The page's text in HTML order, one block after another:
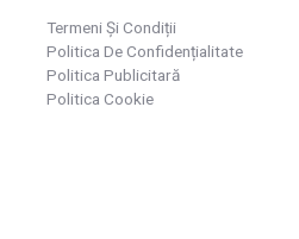
Termeni Și Condiții
Politica De Confidențialitate
Politica Publicitară
Politica Cookie